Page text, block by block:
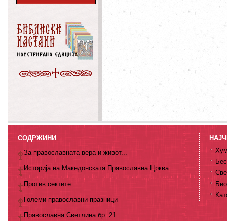
СОДРЖИНИ
За православната вера и живот...
Историја на Македонската Православна Црква
Против сектите
Големи православни празници
Православна Светлина бр. 21